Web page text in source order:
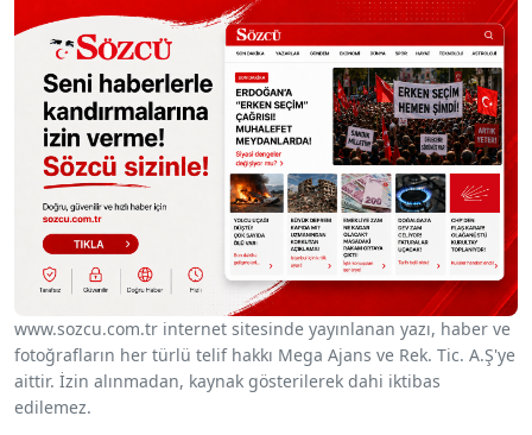
www.sozcu.com.tr internet sitesinde yayınlanan yazı, haber ve
fotoğrafların her türlü telif hakkı Mega Ajans ve Rek. Tic. A.Ş'ye
aittir. İzin alınmadan, kaynak gösterilerek dahi iktibas
edilemez.